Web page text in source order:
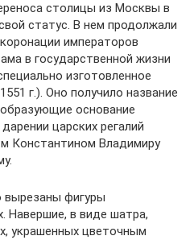
столицы из Москвы в
статус. В нем продолжали
императоров
в государственной жизни
изготовленное
г.). Оно получило название
основание
царских регалий
Константином Владимиру
вырезаны фигуры
Навершие, в виде шатра,
украшенных цветочным